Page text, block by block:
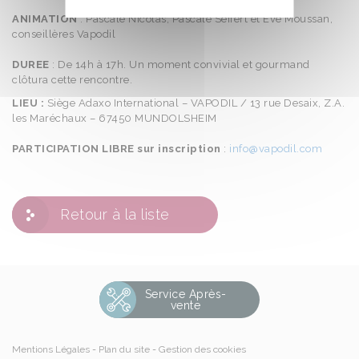
ANIMATION: Pascale Nicolas, Pascale Seifert et Eve Moussan,
conseillères Vapodil
DUREE : De 14h à 17h. Un moment convivial et gourmand
clôtura cette rencontre.
LIEU : Siège Adaxo International – VAPODIL / 13 rue Desaix, Z.A.
les Maréchaux – 67450 MUNDOLSHEIM
PARTICIPATION LIBRE sur inscription : info@vapodil.com
Retour à la liste
Service Après-
vente
Mentions Légales Plan du site Gestion des cookies